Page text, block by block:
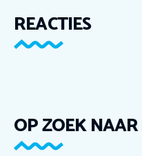
REACTIES
OP ZOEK NAAR